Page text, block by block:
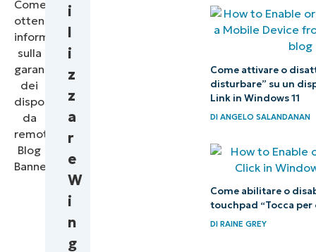
i
l
i
z
z
a
r
e
W
i
n
g
Come attivare o
disturbare” su un
Link in Windows 11
DIANGELO SALANDANAN
Come abilitare o
touchpad “Tocca per
DIRAINE GREY